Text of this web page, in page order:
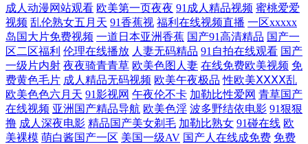
洲AV色色导航 日本黄色黄冈视频 精品久久丁香五月 老司机黄色av 丁香五
香天堂网 操少妇逼 日韩成人午夜 日韩视频区 日本玖玖情色 玖草资源在线
欧美三级网址 韩国福利电影网 福利A片500 91亚洲色图 亚洲探花影院网站
午夜久久公司 人人摸人人爱 麻豆AV影院 国产午夜在线 岛国电影导航 97
成人动漫网站观看 欧美第一页夜夜 91成人精品视频 蜜桃爱爱
视频 乱伦熟女五月天 91香蕉视 福利在线视频直播 一区xxxxx
岛国大片免费视频 一道日本亚洲香蕉 国产91高清精品 国产一
区二区福利 伦理在线播放 人妻无码精品 91自拍在线观看 国产
一级片内射 夜夜骑青青草 欧美色图人妻 在线免费欧美视频 免
费黄色毛片 成人精品无码视频 欧美午夜极品 性欧美ⅩⅩⅩⅩ乱
欧美色色六月天 91影视网 午夜伦不卡 加勒比性爱网 青草国产
在线视频 亚洲国产精品导航 欧美色淫 波多野结依电影 91狠狠
撸 成人深夜电影 精品国产美女剃毛 加勒比熟女 91碰在线 欧
美裸模 萌白酱国产一区 美国一级AV 国产人在线成免费 免费